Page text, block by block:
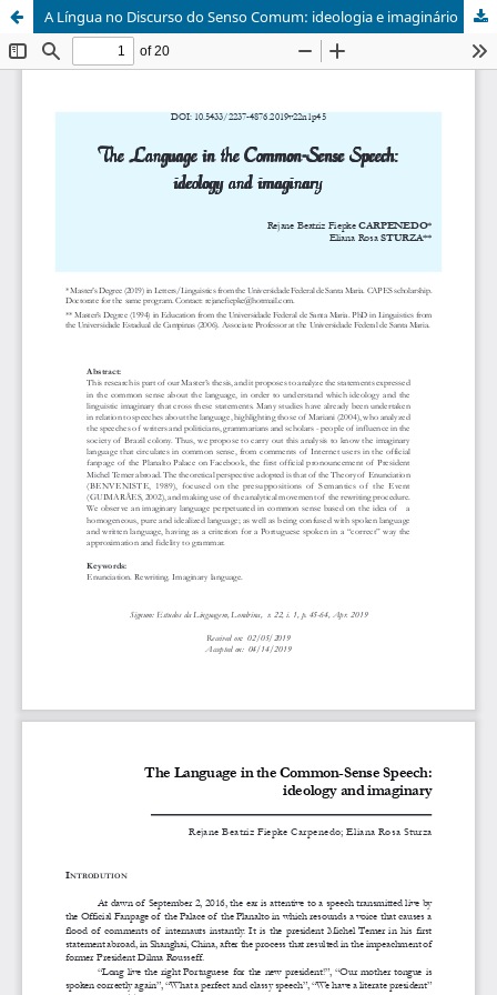
A Língua no Discurso do Senso Comum: ideologia e imaginário